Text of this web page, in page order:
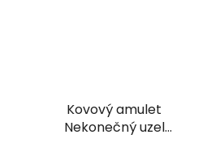
Kovový amulet
Nekonečný uzel